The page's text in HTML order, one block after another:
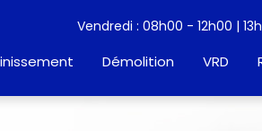
Vendredi : 08h00 - 12h00 |
Démolition VRD